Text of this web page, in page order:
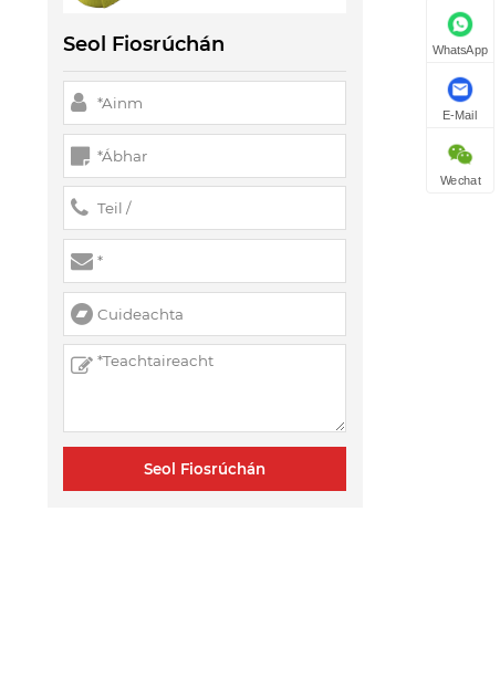
Seol Fiosrúchán
Seol Fiosrúchán
WhatsApp
E-Mail
Wechat